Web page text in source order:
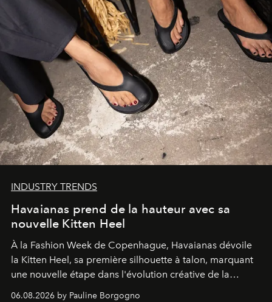
INDUSTRY TRENDS
Havaianas prend de la hauteur avec sa
nouvelle Kitten Heel
À la Fashion Week de Copenhague, Havaianas dévoile
la Kitten Heel, sa première silhouette à talon, marquant
une nouvelle étape dans l'évolution créative de la
06.08.2026 by Pauline Borgogno